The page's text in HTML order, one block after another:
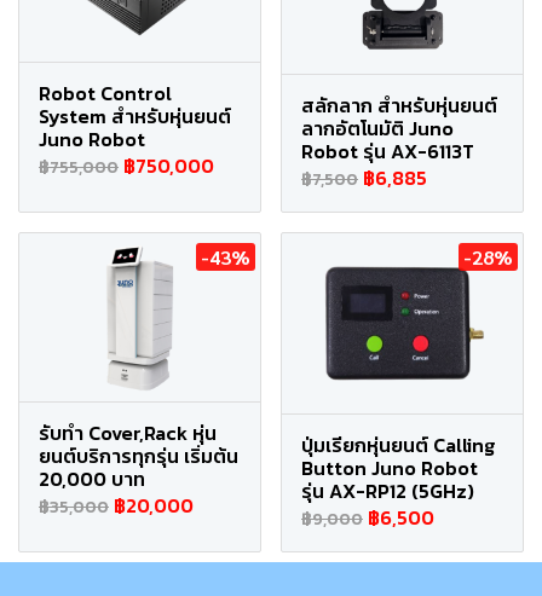
Robot Control
System สำหรับหุ่นยนต์
Juno Robot
฿755,000 ฿750,000
สลักลาก สำหรับหุ่นยนต์
ลากอัตโนมัติ Juno
Robot รุ่น AX-6113T
฿7,500 ฿6,885
-43%
รับทำ Cover,Rack หุ่น
ยนต์บริการทุกรุ่น เริ่มต้น
20,000 บาท
฿35,000 ฿20,000
-28%
ปุ่มเรียกหุ่นยนต์ Calling
Button Juno Robot
รุ่น AX-RP12 (5GHz)
฿9,000 ฿6,500